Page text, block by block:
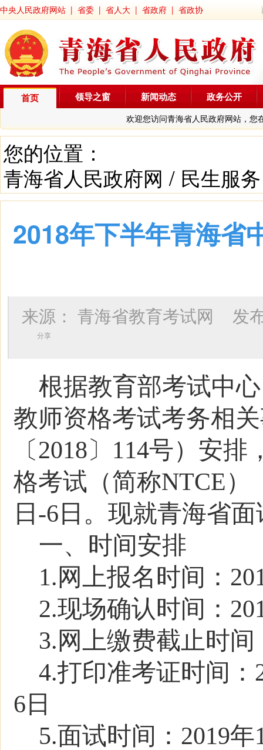
中央人民政府网站 | 省委 | 省人大 | 省政府 | 省政协
首页
欢迎您访问青海省人民政府网站，您
领导之窗 新闻动态 政务公开
您的位置：
青海省人民政府网 / 民生服务
2018年下半年青海省
来源：青海省教育考试网 发
分享
根据教育部考试中
教师资格考试考务相
〔2018〕 114号）安排
格考试（简称NTCE）
日-6日。现就青海省
一、时间安排
1.网上报名时间：
2.现场确认时间：
3.网上缴费截止时间
4.打印准考证时间
6日
5.面试时间：2019